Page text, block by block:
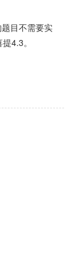
目不需要实
4.3。